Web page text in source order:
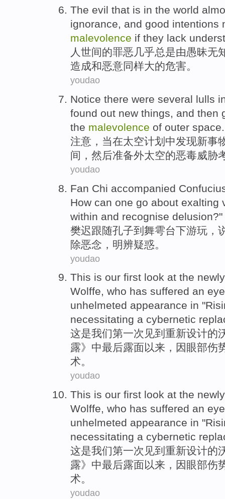
The evil that is in the world
ignorance, and good intentions
malevolence if they lack
人世间的罪恶 几乎总是由愚昧无
造成和恶意同样大的危害。
youdao
Notice there were several lulls
found out new things, and then
the malevolence of outer space.
注意 ，当在太空计划 中发现新事
间， 然后准备外太空的恶毒威胁
youdao
Fan Chi accompanied
How can one go about exalting
within and recognise delusion?"
樊迟跟随孔子到 舞雩台下游玩，
除恶念 ，明辨疑惑。
youdao
This is our first look at the
Wolffe, who has suffered an eye
unhelmeted appearance in
necessitating a cybernetic
这是我们第一次 见到 重新设计的
露》中最后露面以来 ，因 眼部伤
术。
youdao
This is our first look at the
Wolffe, who has suffered an eye
unhelmeted appearance in
necessitating a cybernetic
这是我们第一次 见到 重新设计的
露》中最后露面以来 ，因 眼部伤
术。
youdao